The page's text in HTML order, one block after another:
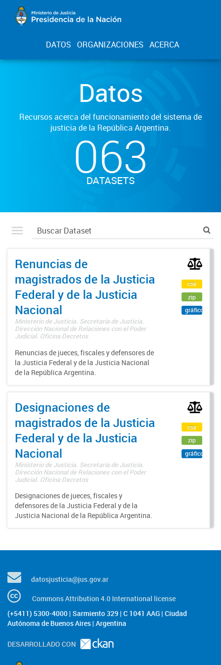
DATOS ORGANIZACIONES ACERCA
Datos
Recursos acerca del funcionamiento del sistema de
justicia de la República Argentina.
063
DATASETS
Renuncias de
magistrados de la Justicia
Federal y de la Justicia
Nacional
Ministerio de Justicia. Secretaría de Justicia.
Dirección Nacional de Relaciones con el Poder
Judicial. Oficina Decretos
Renuncias de jueces, fiscales y defensores de
la Justicia Federal y de la Justicia Nacional
de la República Argentina.
csv
zip
gráfico
Designaciones de
magistrados de la Justicia
Federal y de la Justicia
Nacional
Ministerio de Justicia. Secretaría de Justicia.
Dirección Nacional de Relaciones con el Poder
Judicial. Oficina Decretos
Designaciones de jueces, fiscales y
defensores de la Justicia Federal y de la
Justicia Nacional de la República Argentina.
csv
zip
gráfico
datosjusticia@jus.gov.ar
Commons Attribution 4.0 International license
(+5411) 5300-4000 | Sarmiento 329 | C 1041 AAG | Ciudad
Autónoma de Buenos Aires | Argentina
DESARROLLADO CON